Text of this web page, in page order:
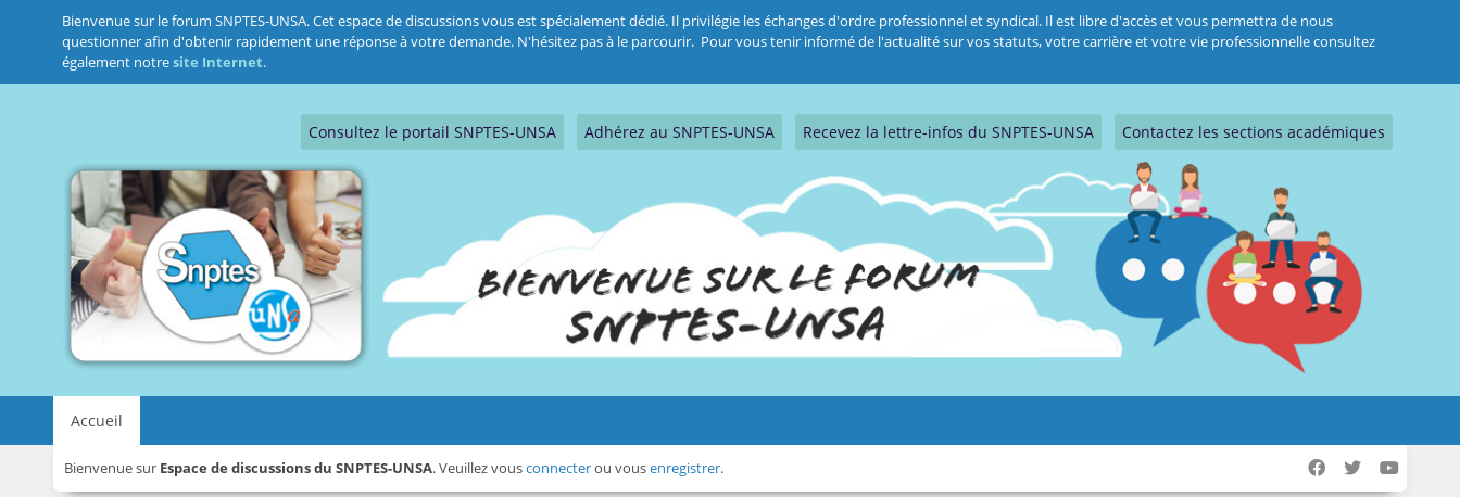
Bienvenue sur le forum SNPTES-UNSA. Cet espace de discussions vous est spécialement dédié. Il privilégie les échanges d'ordre professionnel et syndical. Il est libre d'accès et vous permettra de nous
questionner afin d'obtenir rapidement une réponse à votre demande. N'hésitez pas à le parcourir. Pour vous tenir informé de l'actualité sur vos statuts, votre carrière et votre vie professionnelle consultez
également notresite Internet.
Consultez le portail SNPTES-UNSA Adhérez au SNPTES-UNSA Recevez la lettre-infos du SNPTES-UNSA Contactez les sections académiques
Accueil
Bienvenue sur Espace de discussions du SNPTES-UNSA. Veuillez vousconnecterou vousenregistrer.